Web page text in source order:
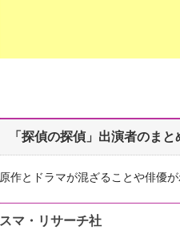
「探偵の探偵」出演者のまと
原作とドラマが混ざることや俳優
スマ・リサーチ社